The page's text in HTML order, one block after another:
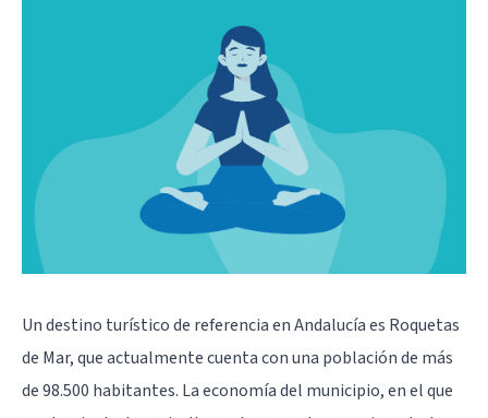
Un destino turístico de referencia en Andalucía es Roquetas
de Mar, que actualmente cuenta con una población de más
de 98.500 habitantes. La economía del municipio, en el que